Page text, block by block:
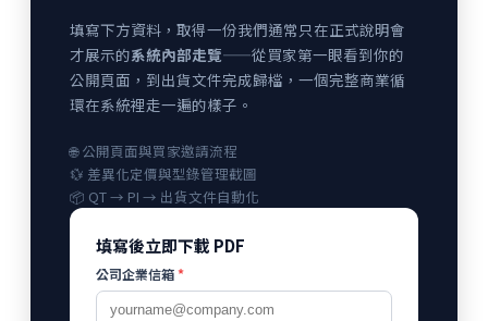
填寫下方資料，取得一份我們通常只在正式說明會
才展示的系統內部走覽——從買家第一眼看到你的
公開頁面，到出貨文件完成歸檔，一個完整商業循
環在系統裡走一遍的樣子。
🌐 公開頁面與買家邀請流程
💱 差異化定價與型錄管理截圖
📦 QT → PI → 出貨文件自動化
填寫後立即下載 PDF
公司企業信箱*